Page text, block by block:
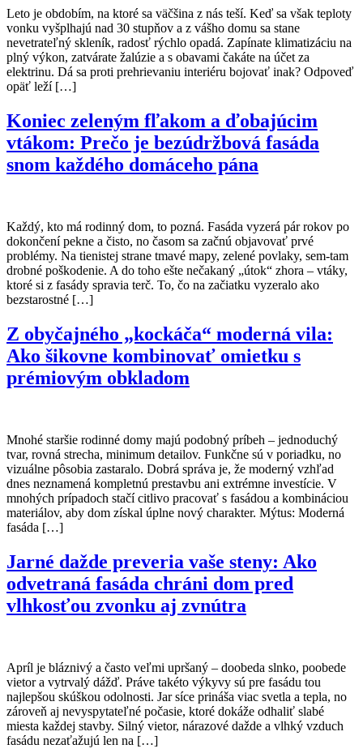
Leto je obdobím, na ktoré sa väčšina z nás teší. Keď sa však teploty
vonku vyšplhajú nad 30 stupňov a z vášho domu sa stane
nevetrateľný skleník, radosť rýchlo opadá. Zapínate klimatizáciu na
plný výkon, zatvárate žalúzie a s obavami čakáte na účet za
elektrinu. Dá sa proti prehrievaniu interiéru bojovať inak? Odpoveď
opäť leží […]
Koniec zeleným fľakom a ďobajúcim
vtákom: Prečo je bezúdržbová fasáda
snom každého domáceho pána
Každý, kto má rodinný dom, to pozná. Fasáda vyzerá pár rokov po
dokončení pekne a čisto, no časom sa začnú objavovať prvé
problémy. Na tienistej strane tmavé mapy, zelené povlaky, sem-tam
drobné poškodenie. A do toho ešte nečakaný „útok“ zhora – vtáky,
ktoré si z fasády spravia terč. To, čo na začiatku vyzeralo ako
bezstarostné […]
Z obyčajného „kockáča“ moderná vila:
Ako šikovne kombinovať omietku s
prémiovým obkladom
Mnohé staršie rodinné domy majú podobný príbeh – jednoduchý
tvar, rovná strecha, minimum detailov. Funkčne sú v poriadku, no
vizuálne pôsobia zastaralo. Dobrá správa je, že moderný vzhľad
dnes neznamená kompletnú prestavbu ani extrémne investície. V
mnohých prípadoch stačí citlivo pracovať s fasádou a kombináciou
materiálov, aby dom získal úplne nový charakter. Mýtus: Moderná
fasáda […]
Jarné dažde preveria vaše steny: Ako
odvetraná fasáda chráni dom pred
vlhkosťou zvonku aj zvnútra
Apríl je bláznivý a často veľmi upršaný – doobeda slnko, poobede
vietor a vytrvalý dážď. Práve takéto výkyvy sú pre fasádu tou
najlepšou skúškou odolnosti. Jar síce prináša viac svetla a tepla, no
zároveň aj nevyspytateľné počasie, ktoré dokáže odhaliť slabé
miesta každej stavby. Silný vietor, nárazové dažde a vlhký vzduch
fasádu nezaťažujú len na […]